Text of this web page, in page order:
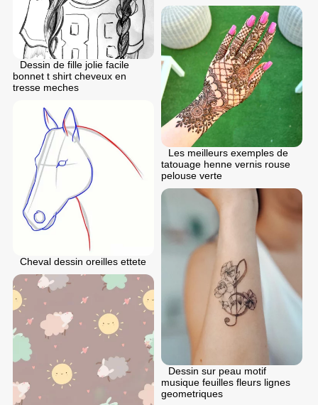
Dessin de fille jolie facile
bonnet t shirt cheveux en
tresse meches
Les meilleurs exemples de
tatouage henne vernis rouse
pelouse verte
Cheval dessin oreilles ettete
Dessin sur peau motif
musique feuilles fleurs lignes
geometriques